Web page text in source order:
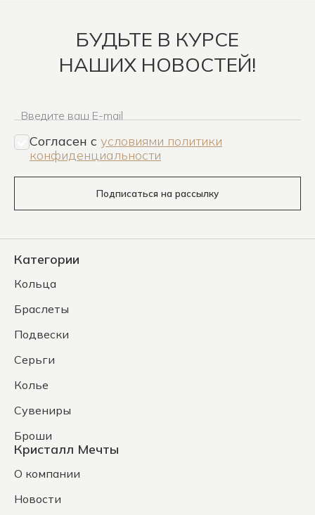
БУДЬТЕ В КУРСЕ
НАШИХ НОВОСТЕЙ!
Введите ваш E-mail
Согласен c условиями политики
конфиденциальности
Подписаться на рассылку
Категории
Кольца
Браслеты
Подвески
Серьги
Колье
Сувениры
Броши
Кристалл Мечты
О компании
Новости